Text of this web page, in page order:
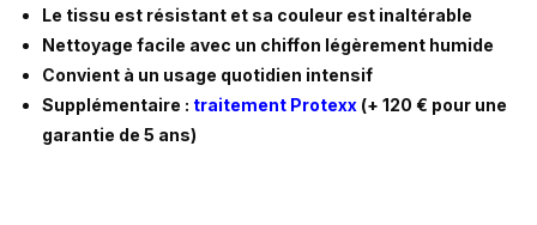
Le tissu est résistant et sa couleur est inaltérable
Nettoyage facile avec un chiffon légèrement humide
Convient à un usage quotidien intensif
Supplémentaire : traitement Protexx (+ 120 € pour une
garantie de 5 ans)